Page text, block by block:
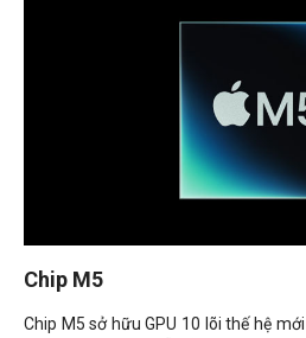
Chip M5
Chip M5 sở hữu GPU 10 lõi thế hệ